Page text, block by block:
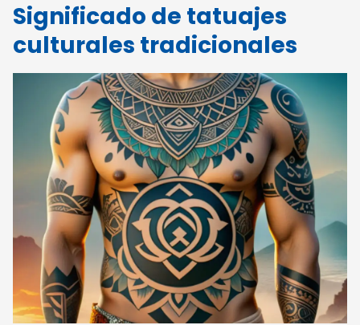
Significado de tatuajes
culturales tradicionales